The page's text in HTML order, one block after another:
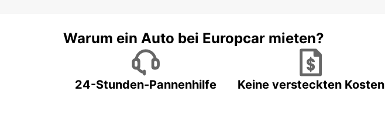
Warum ein Auto bei Europcar mieten?
24-Stunden-Pannenhilfe Keine versteckten Kosten